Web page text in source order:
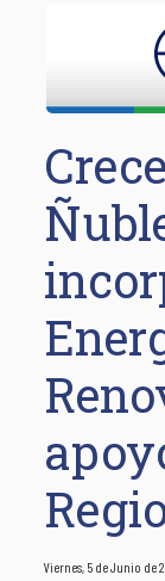
Viernes, 5 de Junio de